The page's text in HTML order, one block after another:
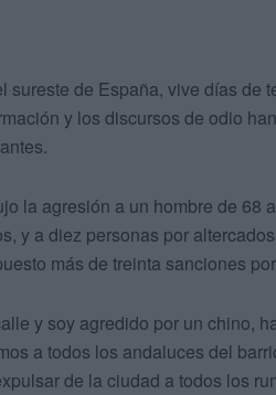
sureste de España, vive días de
y los discursos de odio
la agresión a un hombre de
y a diez personas por
más de treinta sanciones
y soy agredido por un chino,
a todos los andaluces del
de la ciudad a todos los